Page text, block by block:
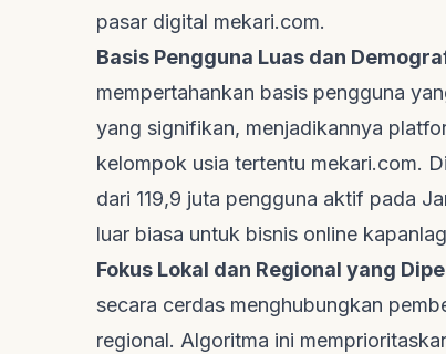
pasar digital mekari.com.
Basis Pengguna Luas dan
mempertahankan basis pengguna
yang signifikan, menjadikannya
kelompok usia tertentu mekari.com.
dari 119,9 juta pengguna aktif pada
luar biasa untuk bisnis online
Fokus Lokal dan Regional yang
secara cerdas menghubungkan
regional. Algoritma ini